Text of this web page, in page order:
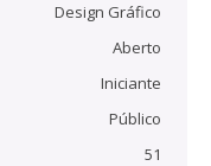
Design Gráfico
Aberto
Iniciante
Público
51